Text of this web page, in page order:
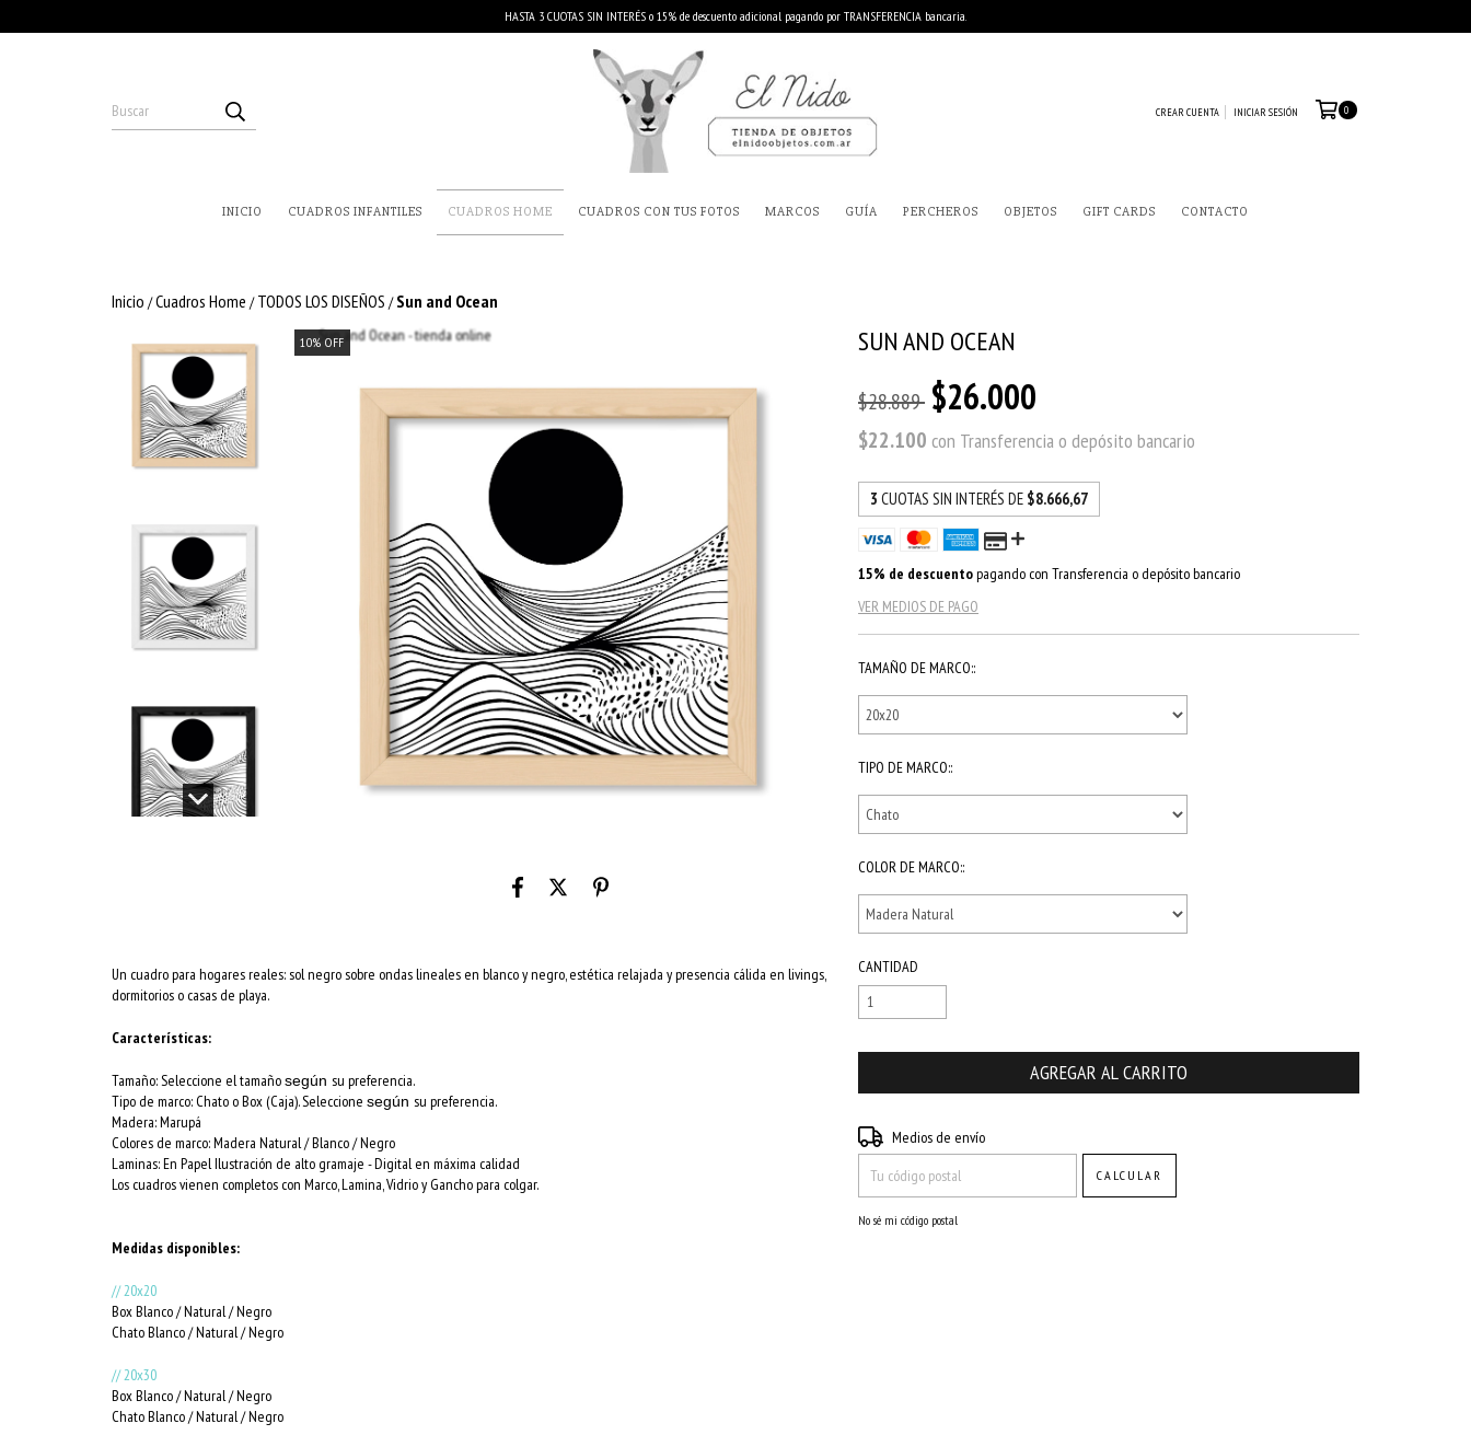
HASTA 3 CUOTAS SIN INTERÉS o 15% de descuento adicional pagando por TRANSFERENCIA bancaria.
CREAR CUENTA INICIAR SESIÓN 0
INICIO CUADROS INFANTILES CUADROS HOME CUADROS CON TUS FOTOS MARCOS GUÍA PERCHEROS OBJETOS GIFT CARDS CONTACTO
Inicio /Cuadros Home / TODOS LOS DISEÑOS / Sun and Ocean
10%OFF
Un cuadro para hogares reales: sol negro sobre ondas lineales en blanco y negro, estética relajada y presencia cálida en livings,
dormitorios o casas de playa.
Características:
Tamaño: Seleccione el tamañosegún su preferencia.
Tipo de marco: Chato o Box (Caja). Seleccione según su preferencia.
Madera: Marupá
Colores de marco:Madera Natural / Blanco / Negro
Laminas: En Papel Ilustración de alto gramaje - Digital en máxima calidad
Los cuadros vienen completos con Marco, Lamina, Vidrio y Gancho para colgar.
Medidas disponibles:
// 20x20
Box Blanco / Natural / Negro
Chato Blanco / Natural / Negro
// 20x30
Box Blanco / Natural / Negro
Chato Blanco / Natural / Negro
SUN AND OCEAN
$28.889 $26.000
$22.100con Transferencia o depósito bancario
3 CUOTAS SIN INTERÉS DE $8.666,67
15% de descuentopagando con Transferencia o depósito bancario
VER MEDIOS DE PAGO
TAMAÑO DE MARCO::
TIPO DE MARCO::
COLOR DE MARCO::
CANTIDAD
Entregas para el CP:
Medios de envío
CALCULAR
No sé mi código postal